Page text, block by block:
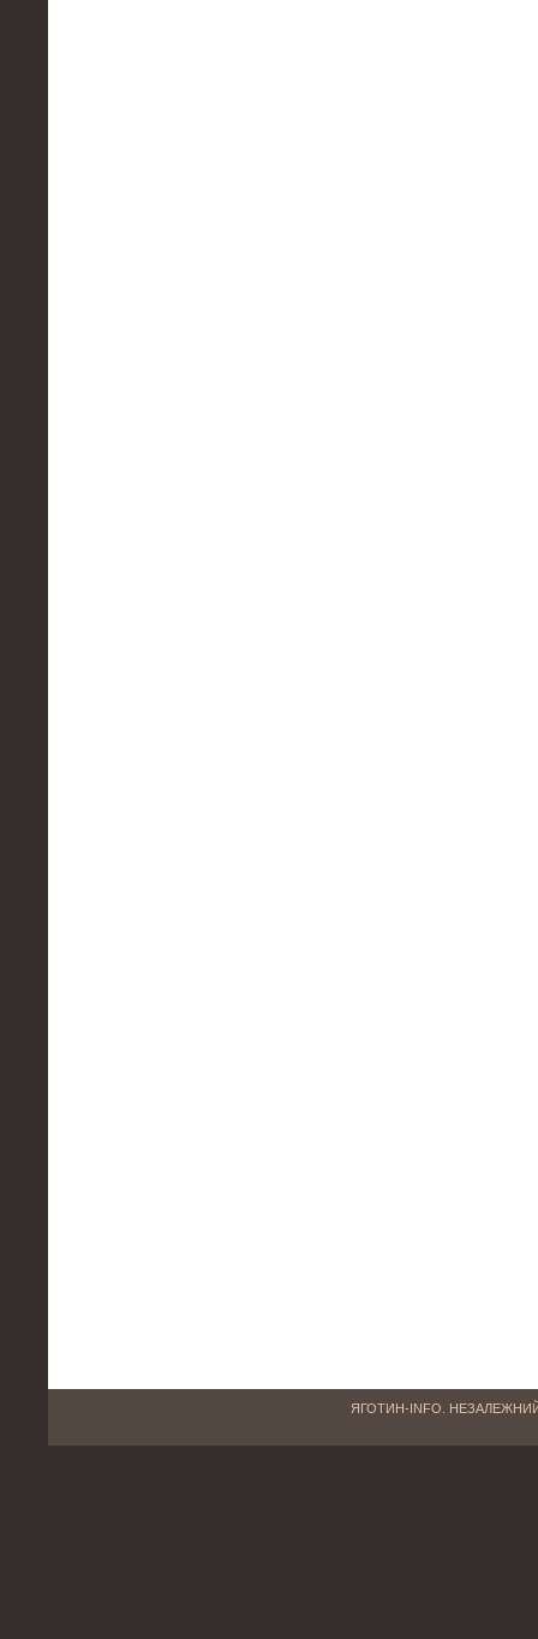
ЯГОТИН-INFO.